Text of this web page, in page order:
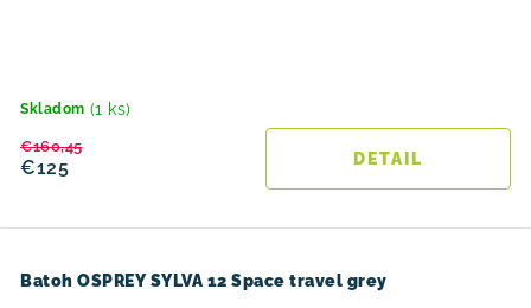
Skladom (1 ks)
€125
€160,45
DETAIL
Batoh OSPREY SYLVA 12 Space travel grey